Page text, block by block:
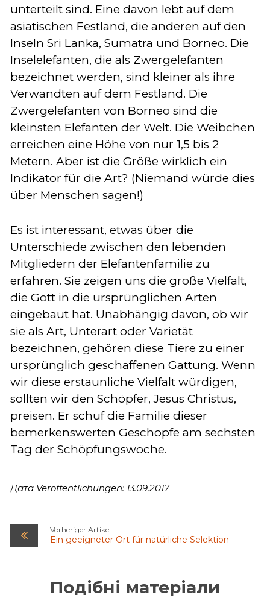
unterteilt sind. Eine davon lebt auf dem
asiatischen Festland, die anderen auf den
Inseln Sri Lanka, Sumatra und Borneo. Die
Inselelefanten, die als Zwergelefanten
bezeichnet werden, sind kleiner als ihre
Verwandten auf dem Festland. Die
Zwergelefanten von Borneo sind die
kleinsten Elefanten der Welt. Die Weibchen
erreichen eine Höhe von nur 1,5 bis 2
Metern. Aber ist die Größe wirklich ein
Indikator für die Art? (Niemand würde dies
über Menschen sagen!)
Es ist interessant, etwas über die
Unterschiede zwischen den lebenden
Mitgliedern der Elefantenfamilie zu
erfahren. Sie zeigen uns die große Vielfalt,
die Gott in die ursprünglichen Arten
eingebaut hat. Unabhängig davon, ob wir
sie als Art, Unterart oder Varietät
bezeichnen, gehören diese Tiere zu einer
ursprünglich geschaffenen Gattung. Wenn
wir diese erstaunliche Vielfalt würdigen,
sollten wir den Schöpfer, Jesus Christus,
preisen. Er schuf die Familie dieser
bemerkenswerten Geschöpfe am sechsten
Tag der Schöpfungswoche.
Дата Veröffentlichungen: 13.09.2017
Vorheriger Artikel
Ein geeigneter Ort für natürliche Selektion
Подібні матеріали